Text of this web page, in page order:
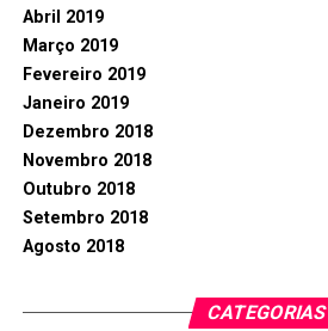
Abril 2019
Março 2019
Fevereiro 2019
Janeiro 2019
Dezembro 2018
Novembro 2018
Outubro 2018
Setembro 2018
Agosto 2018
CATEGORIAS